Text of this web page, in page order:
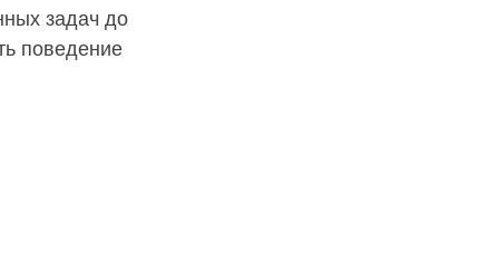
задач до
поведение